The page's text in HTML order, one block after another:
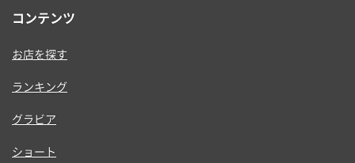
コンテンツ
お店を探す
ランキング
グラビア
ショート